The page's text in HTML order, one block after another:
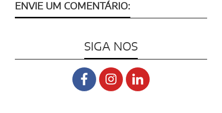
ENVIE UM COMENTÁRIO:
SIGA NOS